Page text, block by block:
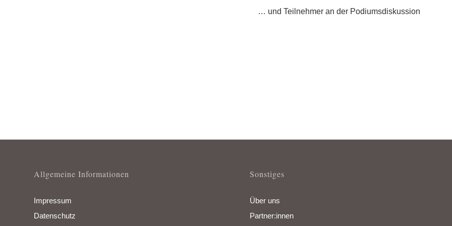
… und Teilnehmer an der Podiumsdiskussion
Allgemeine Informationen
Impressum
Datenschutz
Sonstiges
Über uns
Partner:innen